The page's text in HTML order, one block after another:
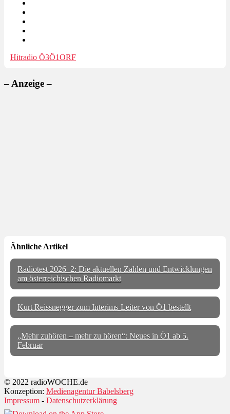
Hitradio Ö3Ö1ORF
– Anzeige –
Ähnliche Artikel
Radiotest 2026_2: Die aktuellen Zahlen und Entwicklungen
am österreichischen Radiomarkt
Kurt Reissnegger zum Interims-Leiter von Ö1 bestellt
„Mehr zuhören – mehr zu hören“: Neues in Ö1 ab 5.
Februar
© 2022 radioWOCHE.de
Konzeption: Medienagentur Babelsberg
Impressum - Datenschutzerklärung